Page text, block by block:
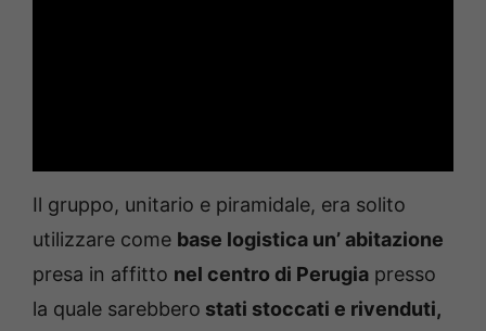
Il gruppo, unitario e piramidale, era solito
utilizzare come base logistica un’ abitazione
presa in affitto nel centro di Perugia presso
la quale sarebbero stati stoccati e rivenduti,